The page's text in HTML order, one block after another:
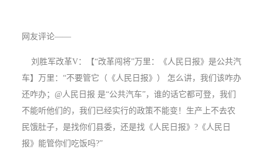
网友评论——
刘胜军改革V：【“改革闯将”万里：《人民日报》是公共汽
车】万里：“不要管它（《人民日报》） 怎么讲，我们该咋办
还咋办；@人民日报 是“公共汽车”，谁的话它都可登，我们
不能听他们的，我们已经实行的政策不能变！生产上不去农
民饿肚子，是找你们县委，还是找《人民日报》?《人民日
报》能管你们吃饭吗?”